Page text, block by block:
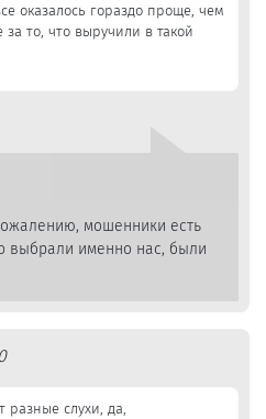
оказалось гораздо проще, чем
то, что выручили в такой
мошенники есть
выбрали именно нас, были
разные слухи, да,